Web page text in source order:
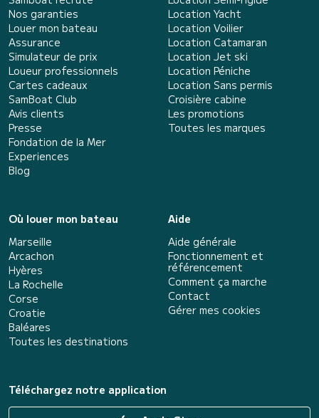
Nos garanties
Louer mon bateau
Assurance
Simulateur de prix
Loueur professionnels
Cartes cadeaux
SamBoat Club
Avis clients
Presse
Fondation de la Mer
Experiences
Blog
Location Yacht
Location Voilier
Location Catamaran
Location Jet ski
Location Péniche
Location Sans permis
Croisière cabine
Les promotions
Toutes les marques
Où louer mon bateau
Marseille
Arcachon
Hyères
La Rochelle
Corse
Croatie
Baléares
Toutes les destinations
Aide
Aide générale
Fonctionnement et
référencement
Comment ça marche
Contact
Gérer mes cookies
Téléchargez notre application